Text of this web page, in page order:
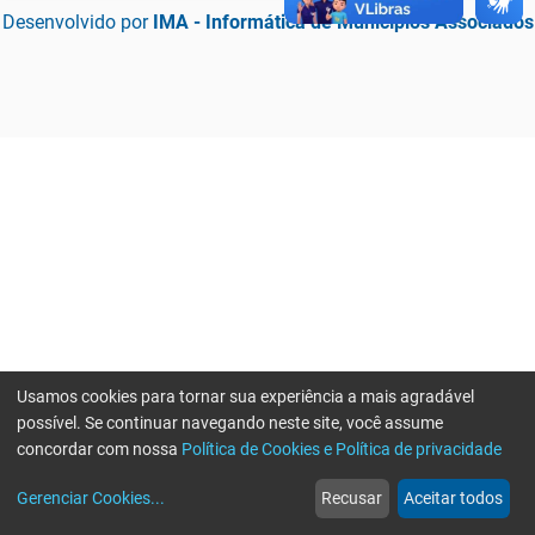
Desenvolvido por IMA - Informática de Municípios Associados
web
Notícias
more_horiz
Mais
Usamos cookies para tornar sua experiência a mais agradável
possível. Se continuar navegando neste site, você assume
concordar com nossa Política de Cookies e Política de privacidade
Gerenciar Cookies... Recusar Aceitar todos
Erro ao enviar informações, por favor tente novamente